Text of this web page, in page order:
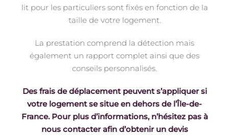
lit pour les particuliers sont fixés en fonction de la
taille de votre logement.
La prestation comprend la détection mais
également un rapport complet ainsi que des
conseils personnalisés.
Des frais de déplacement peuvent s’appliquer si
votre logement se situe en dehors de l’Île-de-
France. Pour plus d’informations, n’hésitez pas à
nous contacter afin d’obtenir un devis